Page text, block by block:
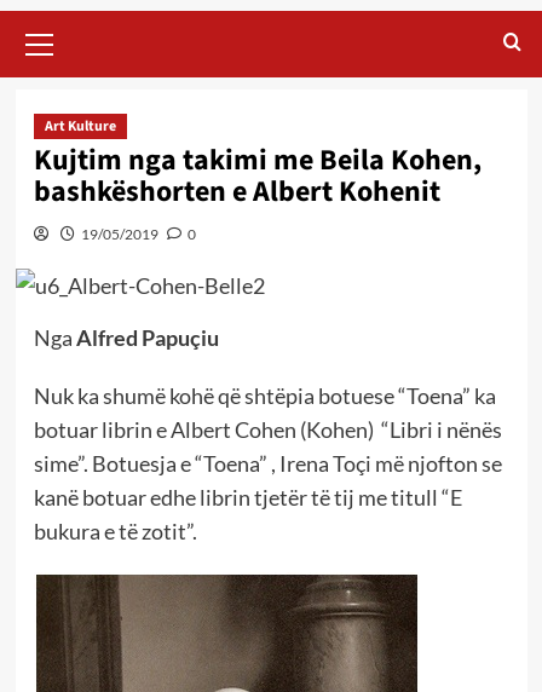
Menu
Art Kulture
Kujtim nga takimi me Beila Kohen,
bashkëshorten e Albert Kohenit
19/05/2019 0
NgaAlfred Papuçiu
Nuk ka shumë kohë që shtëpia botuese “Toena” ka
botuar librin e Albert Cohen (Kohen) “Libri i nënës
sime”. Botuesja e “Toena” , Irena Toçi më njofton se
kanë botuar edhe librin tjetër të tij me titull “E
bukura e të zotit”.